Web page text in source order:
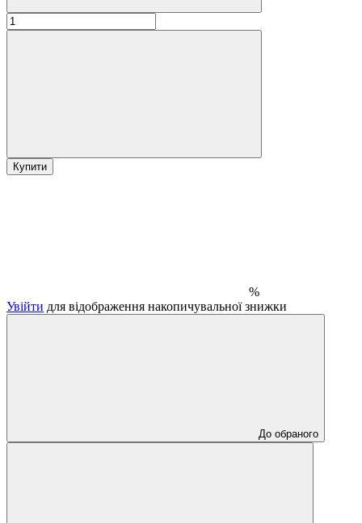
Купити
%
Увійти для відображення накопичувальної знижки
До обраного